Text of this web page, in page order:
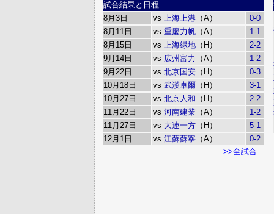
試合結果と日程
8月3日
vs 上海上港 （A）
0-0
8月11日
vs 重慶力帆 （A）
1-1
8月15日
vs 上海緑地 （H）
2-2
9月14日
vs 広州富力 （A）
1-2
9月22日
vs 北京国安 （H）
0-3
10月18日
vs 武漢卓爾 （H）
3-1
10月27日
vs 北京人和 （H）
2-2
11月22日
vs 河南建業 （A）
1-2
11月27日
vs 大連一方 （H）
5-1
12月1日
vs 江蘇蘇寧 （A）
0-2
>>全試合